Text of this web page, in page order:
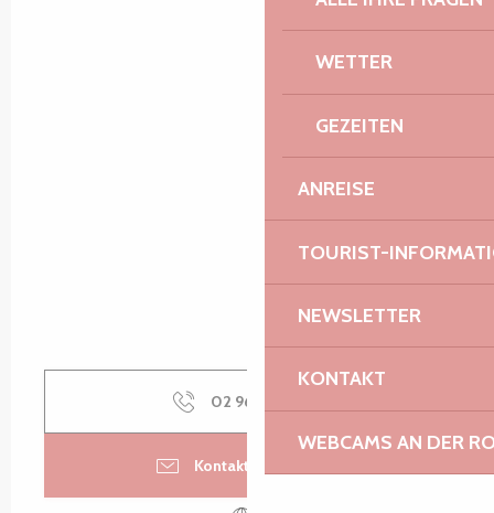
WETTER
GEZEITEN
ANREISE
TOURIST-
NEWSLETTER
KONTAKT
WEBCAMS AN DER
02 96 46 62
Kontaktieren Sie uns